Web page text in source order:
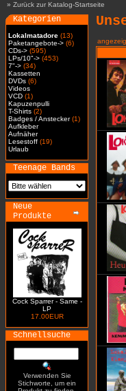
» Zurück zur Katalog-Startseite
Kategorien
Lokalmatadore (13)
Paketangebote-> (6)
CDs-> (595)
LPs/10"-> (453)
7"-> (34)
Kassetten
DVDs (6)
Videos
VCD (1)
Kapuzenpulli
T-Shirts (2)
Badges / Anstecker(1)
Aufkleber
Aufnäher
Lesestoff (19)
Urlaub
Teenage Bands
Neue
Produkte
Cock Sparrer - Same -
LP
17.00EUR
Schnellsuche
Verwenden Sie
Stichworte, um ein